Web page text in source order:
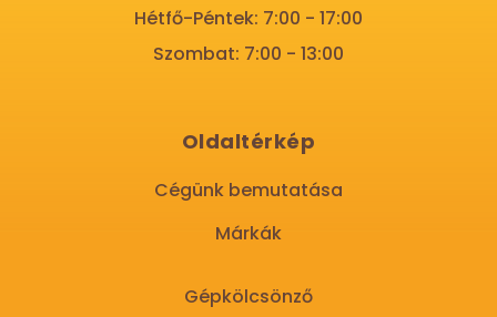
Hétfő-Péntek: 7:00 - 17:00
Szombat: 7:00 - 13:00
Oldaltérkép
Cégünk bemutatása
Márkák
Gépkölcsönző